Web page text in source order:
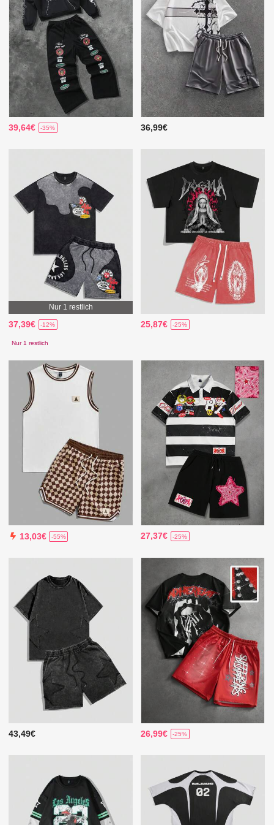
39,64€ -35% 36,99€
Nur 1 restlich
37,39€ -12%
Nur 1 restlich
25,87€ -25%
13,03€ -55% 27,37€ -25%
43,49€ 26,99€ -25%